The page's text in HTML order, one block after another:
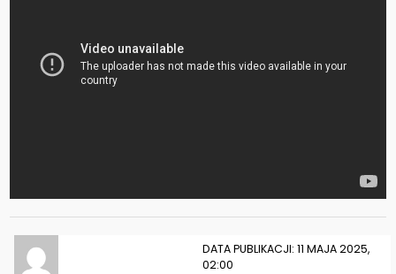
DATA PUBLIKACJI: 11 MAJA 2025,
02:00